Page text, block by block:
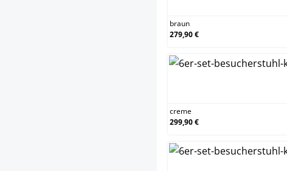
braun
279,90 €
creme
299,90 €